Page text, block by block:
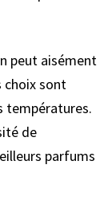
peut aisément
choix sont
températures.
de
parfums